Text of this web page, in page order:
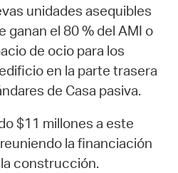
unidades asequibles
ganan el 80 % del AMI o
de ocio para los
en la parte trasera
de Casa pasiva.
$11 millones a este
la financiación
construcción.